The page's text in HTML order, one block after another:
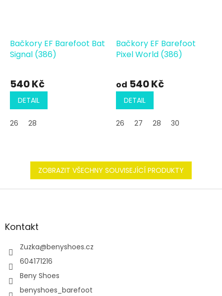
Bačkory EF Barefoot Bat
Signal (386)
540 Kč
DETAIL
26 28
Bačkory EF Barefoot
Pixel World (386)
od 540 Kč
DETAIL
26 27 28 30
ZOBRAZIT VŠECHNY SOUVISEJÍCÍ PRODUKTY
Z
aKontakt
Zuzka@benyshoes.cz
604171216
Beny Shoes
benyshoes_barefoot